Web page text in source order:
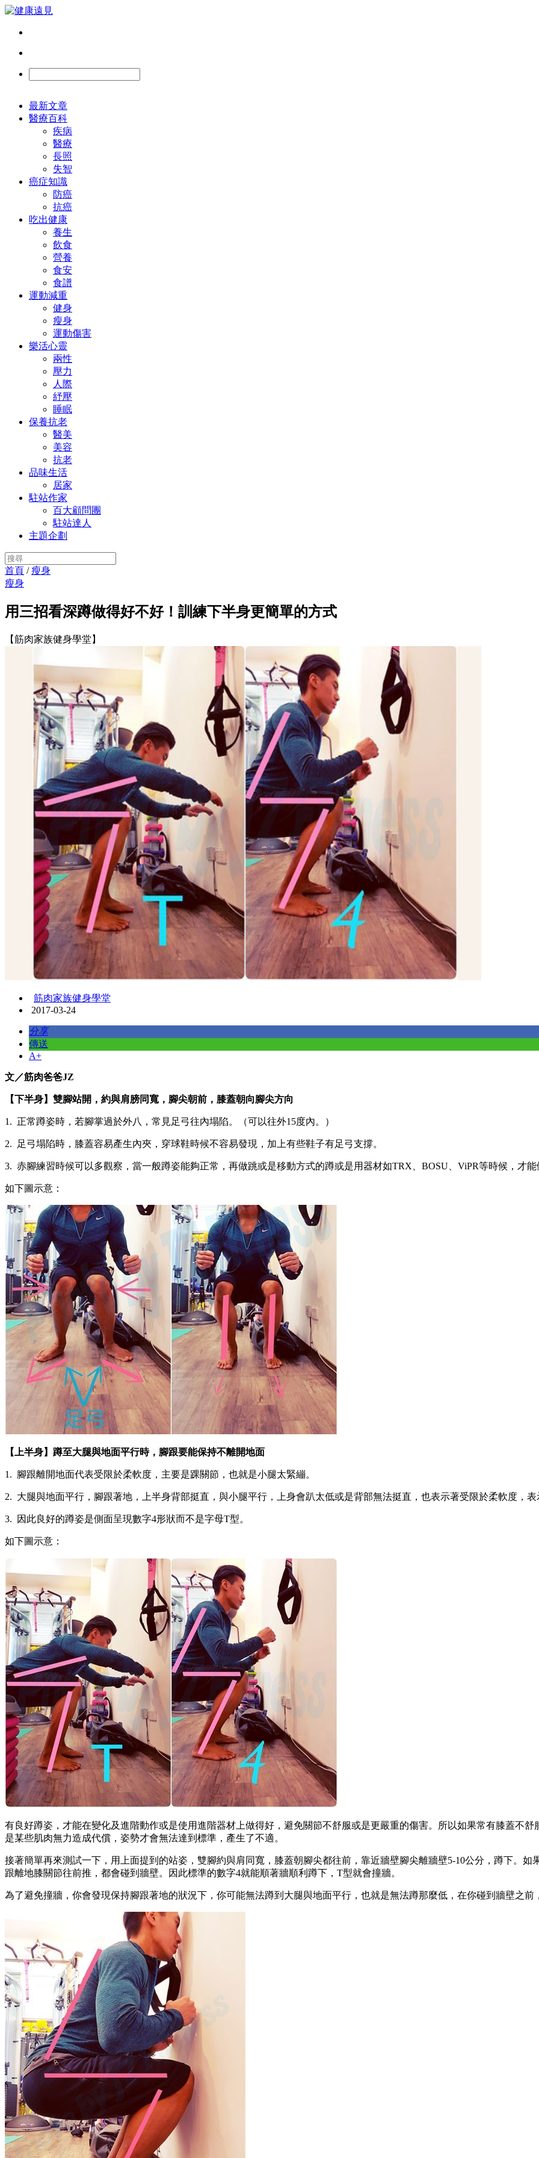
最新文章
醫療百科
疾病
醫療
長照
失智
癌症知識
防癌
抗癌
吃出健康
養生
飲食
營養
食安
食譜
運動減重
健身
瘦身
運動傷害
樂活心靈
兩性
壓力
人際
紓壓
睡眠
保養抗老
醫美
美容
抗老
品味生活
居家
駐站作家
百大顧問團
駐站達人
主題企劃
首頁 /瘦身
瘦身
用三招看深蹲做得好不好！訓練下半身更簡單的方式
【筋肉家族健身學堂】
筋肉家族健身學堂
2017-03-24
分享
傳送
A+
文／筋肉爸爸JZ
【下半身】雙腳站開，約與肩膀同寬，腳尖朝前，膝蓋朝向腳尖方向
1. 正常蹲姿時，若腳掌過於外八，常見足弓往內塌陷。（可以往外15度內。）
2. 足弓塌陷時，膝蓋容易產生內夾，穿球鞋時候不容易發現，加上有些鞋子有足弓支撐。
3. 赤腳練習時候可以多觀察，當一般蹲姿能夠正常，再做跳或是移動方式的蹲或是用器材如TRX、BOSU、ViPR等時候，才能
如下圖示意：
【上半身】蹲至大腿與地面平行時，腳跟要能保持不離開地面
1. 腳跟離開地面代表受限於柔軟度，主要是踝關節，也就是小腿太緊繃。
2. 大腿與地面平行，腳跟著地，上半身背部挺直，與小腿平行，上身會趴太低或是背部無法挺直，也表示著受限於柔軟度，表
3. 因此良好的蹲姿是側面呈現數字4形狀而不是字母T型。
如下圖示意：
有良好蹲姿，才能在變化及進階動作或是使用進階器材上做得好，避免關節不舒服或是更嚴重的傷害。所以如果常有膝蓋不
是某些肌肉無力造成代償，姿勢才會無法達到標準，產生了不適。
接著簡單再來測試一下，用上面提到的站姿，雙腳約與肩同寬，膝蓋朝腳尖都往前，靠近牆壁腳尖離牆壁5-10公分，蹲下。
跟離地膝關節往前推，都會碰到牆壁。因此標準的數字4就能順著牆順利蹲下，T型就會撞牆。
為了避免撞牆，你會發現保持腳跟著地的狀況下，你可能無法蹲到大腿與地面平行，也就是無法蹲那麼低，在你碰到牆壁之前